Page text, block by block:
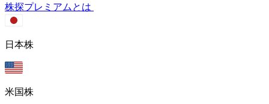
株探プレミアムとは
日本株
米国株